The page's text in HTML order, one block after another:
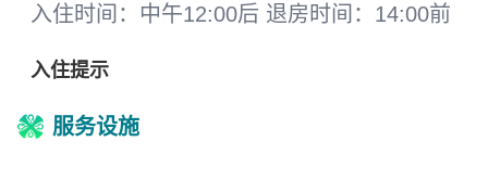
入住时间：中午12:00后 退房时间：14:00前
入住提示
服务设施